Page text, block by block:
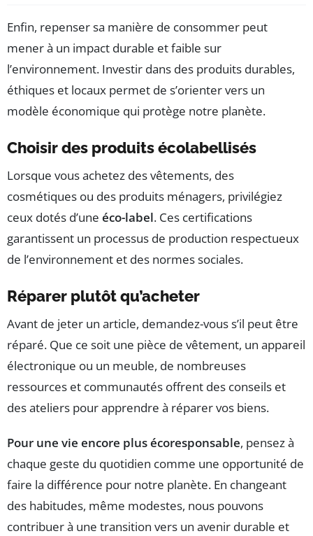
Enfin, repenser sa manière de consommer peut
mener à un impact durable et faible sur
l’environnement. Investir dans des produits durables,
éthiques et locaux permet de s’orienter vers un
modèle économique qui protège notre planète.
Choisir des produits écolabellisés
Lorsque vous achetez des vêtements, des
cosmétiques ou des produits ménagers, privilégiez
ceux dotés d’une éco-label. Ces certifications
garantissent un processus de production respectueux
de l’environnement et des normes sociales.
Réparer plutôt qu’acheter
Avant de jeter un article, demandez-vous s’il peut être
réparé. Que ce soit une pièce de vêtement, un appareil
électronique ou un meuble, de nombreuses
ressources et communautés offrent des conseils et
des ateliers pour apprendre à réparer vos biens.
Pour une vie encore plus écoresponsable, pensez à
chaque geste du quotidien comme une opportunité de
faire la différence pour notre planète. En changeant
des habitudes, même modestes, nous pouvons
contribuer à une transition vers un avenir durable et